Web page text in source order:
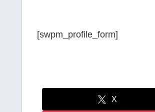
[swpm_profile_form]
X